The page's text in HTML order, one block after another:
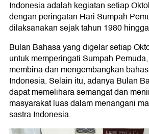
Indonesia adalah kegiatan setiap
dengan peringatan Hari Sumpah
dilaksanakan sejak tahun 1980
Bulan Bahasa yang digelar setiap
untuk memperingati Sumpah
membina dan mengembangkan
Indonesia. Selain itu, adanya Bulan
dapat memelihara semangat dan
masyarakat luas dalam menangani
sastra Indonesia.